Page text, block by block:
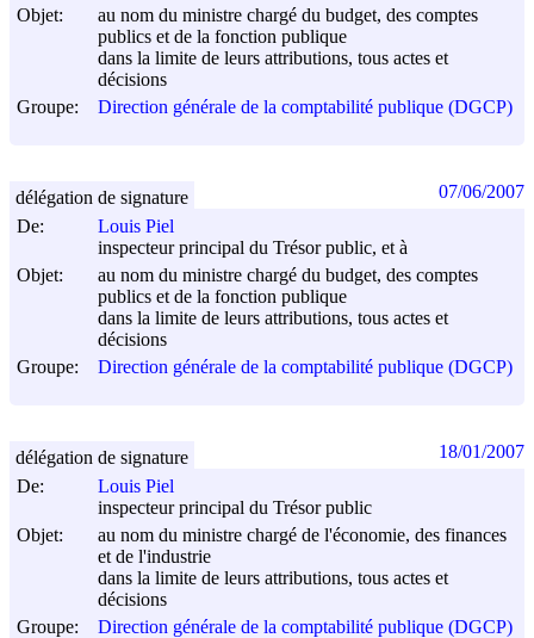
Objet:
au nom du ministre chargé du budget, des comptes
publics et de la fonction publique
dans la limite de leurs attributions, tous actes et
décisions
Groupe:
Direction générale de la comptabilité publique (DGCP)
De:
Louis Piel
inspecteur principal du Trésor public, et à
Objet:
au nom du ministre chargé du budget, des comptes
publics et de la fonction publique
dans la limite de leurs attributions, tous actes et
décisions
Groupe:
Direction générale de la comptabilité publique (DGCP)
délégation de signature 07/06/2007
De:
Louis Piel
inspecteur principal du Trésor public
Objet:
au nom du ministre chargé de l'économie, des finances
et de l'industrie
dans la limite de leurs attributions, tous actes et
décisions
Groupe:
Direction générale de la comptabilité publique (DGCP)
délégation de signature 18/01/2007